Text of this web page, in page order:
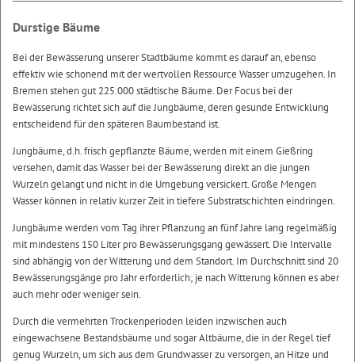
Durstige Bäume
Bei der Bewässerung unserer Stadtbäume kommt es darauf an, ebenso
effektiv wie schonend mit der wertvollen Ressource Wasser umzugehen. In
Bremen stehen gut 225.000 städtische Bäume. Der Focus bei der
Bewässerung richtet sich auf die Jungbäume, deren gesunde Entwicklung
entscheidend für den späteren Baumbestand ist.
Jungbäume, d.h. frisch gepflanzte Bäume, werden mit einem Gießring
versehen, damit das Wasser bei der Bewässerung direkt an die jungen
Wurzeln gelangt und nicht in die Umgebung versickert. Große Mengen
Wasser können in relativ kurzer Zeit in tiefere Substratschichten eindringen.
Jungbäume werden vom Tag ihrer Pflanzung an fünf Jahre lang regelmäßig
mit mindestens 150 Liter pro Bewässerungsgang gewässert. Die Intervalle
sind abhängig von der Witterung und dem Standort. Im Durchschnitt sind 20
Bewässerungsgänge pro Jahr erforderlich; je nach Witterung können es aber
auch mehr oder weniger sein.
Durch die vermehrten Trockenperioden leiden inzwischen auch
eingewachsene Bestandsbäume und sogar Altbäume, die in der Regel tief
genug Wurzeln, um sich aus dem Grundwasser zu versorgen, an Hitze und